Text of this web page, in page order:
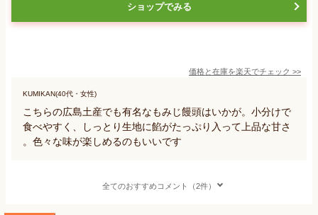
ショップでみる
価格と在庫を楽天でチェック >>
KUMIKAN(40代・女性)
こちらの広島土産でも有名なもみじ饅頭はいかが。小分けで
食べやすく、しっとり生地に餡がたっぷり入って上品な甘さ
。色々な味が楽しめるのもいいです
全てのおすすめコメント（2件）